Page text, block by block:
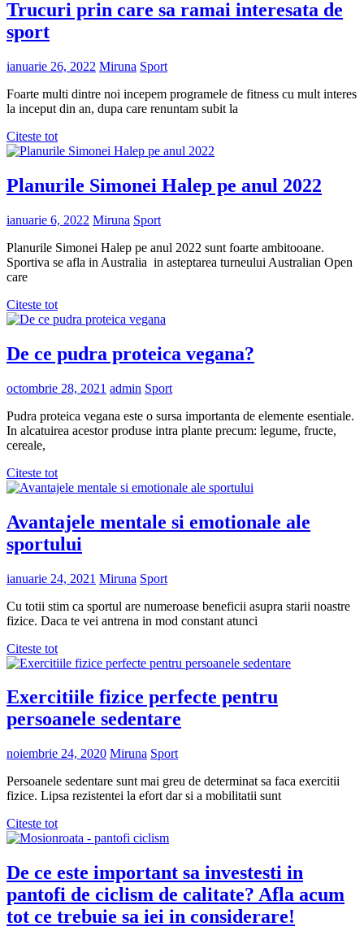
Trucuri prin care sa ramai interesata de
sport
ianuarie 26, 2022 Miruna Sport
Foarte multi dintre noi incepem programele de fitness cu mult interes
la inceput din an, dupa care renuntam subit la
Citeste tot
Planurile Simonei Halep pe anul 2022
ianuarie 6, 2022 Miruna Sport
Planurile Simonei Halep pe anul 2022 sunt foarte ambitooane.
Sportiva se afla in Australia in asteptarea turneului Australian Open
care
Citeste tot
De ce pudra proteica vegana?
octombrie 28, 2021 admin Sport
Pudra proteica vegana este o sursa importanta de elemente esentiale.
In alcatuirea acestor produse intra plante precum: legume, fructe,
cereale,
Citeste tot
Avantajele mentale si emotionale ale
sportului
ianuarie 24, 2021 Miruna Sport
Cu totii stim ca sportul are numeroase beneficii asupra starii noastre
fizice. Daca te vei antrena in mod constant atunci
Citeste tot
Exercitiile fizice perfecte pentru
persoanele sedentare
noiembrie 24, 2020 Miruna Sport
Persoanele sedentare sunt mai greu de determinat sa faca exercitii
fizice. Lipsa rezistentei la efort dar si a mobilitatii sunt
Citeste tot
De ce este important sa investesti in
pantofi de ciclism de calitate? Afla acum
tot ce trebuie sa iei in considerare!